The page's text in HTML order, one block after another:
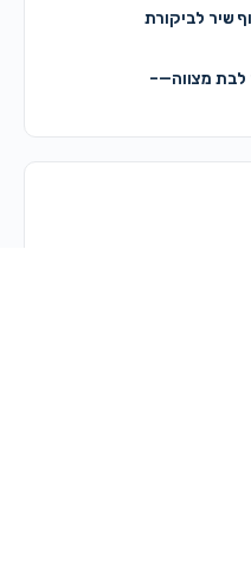
שיר לביקורת
מצווה—–